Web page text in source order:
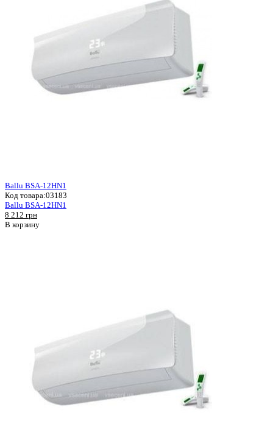
Ballu BSA-12HN1
Код товара:03183
Ballu BSA-12HN1
8 212 грн
В корзину